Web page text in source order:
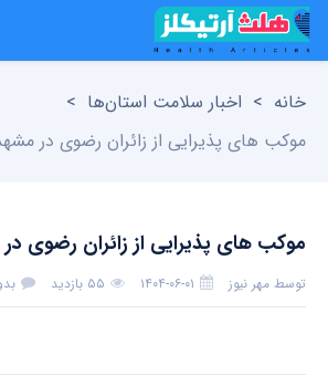
خانه > اخبار سلامت استان‌ها >
موکب های پذیرایی از زائران رضوی در
موکب های پذیرایی از زائران رضوی
توسط مهر نیوز ۱۴۰۴-۰۶-۰۱ ۵۵ بازدید